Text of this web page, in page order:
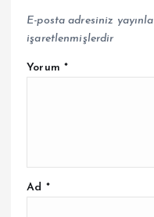
E-posta adresiniz
işaretlenmişlerdir
Yorum *
Ad *